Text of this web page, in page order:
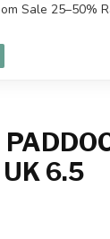
Sale 25–50%
6.5